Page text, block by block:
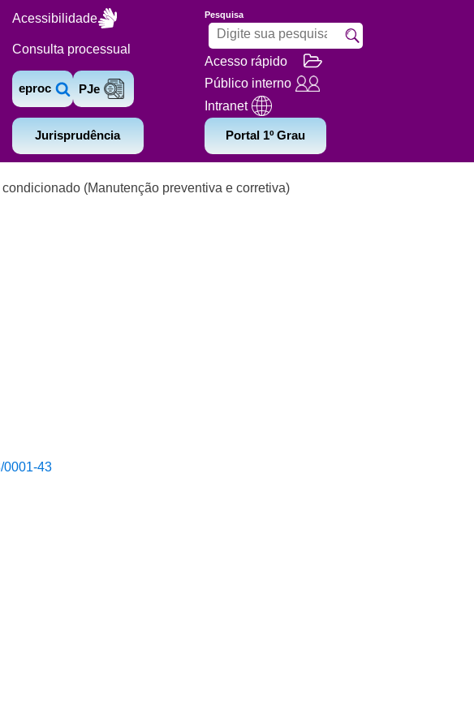
Acessibilidade
Consulta processual
eproc PJe
Jurisprudência
Pesquisa
Acesso rápido
Público interno
Intranet
Portal 1º Grau
condicionado (Manutenção preventiva e corretiva)
0001-43